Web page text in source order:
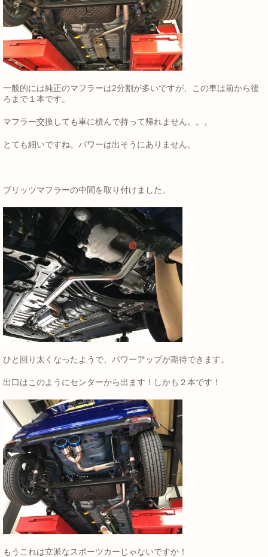
一般的には純正のマフラーは2分割が多いですが、この車は前から後
ろまで１本です。
マフラー交換しても車に積んで持って帰れません。。。
とても細いですね。パワーは出そうにありません。
ブリッツマフラーの中間を取り付けました。
ひと回り太くなったようで、パワーアップが期待できます。
出口はこのようにセンターから出ます！しかも２本です！
もうこれは立派なスポーツカーじゃないですか！